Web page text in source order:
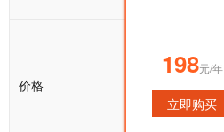
价格
198元/年
立即购买
198元/年
立即购买